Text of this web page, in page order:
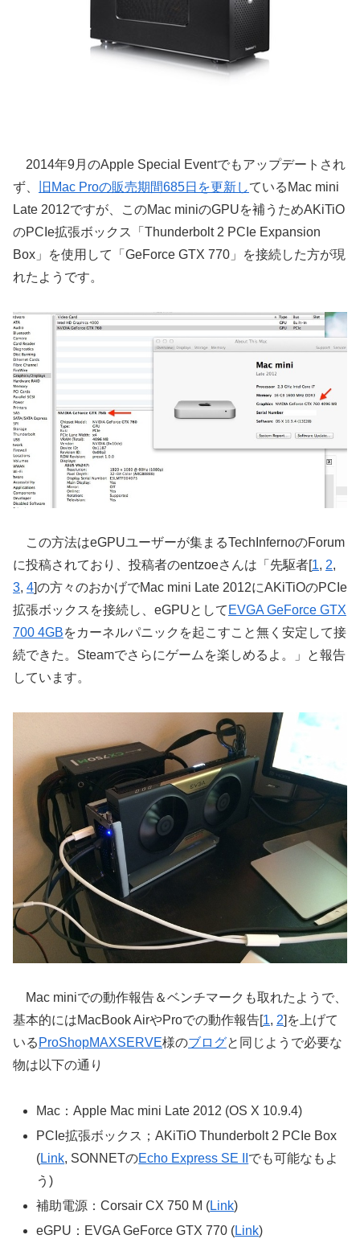
2014年9月のApple Special Eventでもアップデートされ
ず、
旧Mac Proの販売期間685日を更新しているMac mini
Late 2012ですが、このMac miniのGPUを補うためAKiTiO
のPCIe拡張ボックス「Thunderbolt 2 PCIe Expansion
Box」を使用して「GeForce GTX 770」を接続した方が現
れたようです。
この方法はeGPUユーザーが集まるTechInfernoのForum
に投稿されており、投稿者のentzoeさんは「先駆者[1, 2,
3, 4]の方々のおかげでMac mini Late 2012にAKiTiOのPCIe
拡張ボックスを接続し、eGPUとして EVGA GeForce GTX
700 4GBをカーネルパニックを起こすこと無く安定して接
続できた。Steamでさらにゲームを楽しめるよ。」と報告
しています。
Mac miniでの動作報告＆ベンチマークも取れたようで、
基本的にはMacBook AirやProでの動作報告[1, 2]を上げて
いる ProShopMAXSERVE様のブログと同じようで必要な
物は以下の通り
Mac：Apple Mac mini Late 2012 (OS X 10.9.4)
PCIe拡張ボックス；AKiTiO Thunderbolt 2 PCIe Box
(Link, SONNETのEcho Express SE II でも可能なもよ
う)
補助電源：Corsair CX 750 M (Link)
eGPU：EVGA GeForce GTX 770 (Link)